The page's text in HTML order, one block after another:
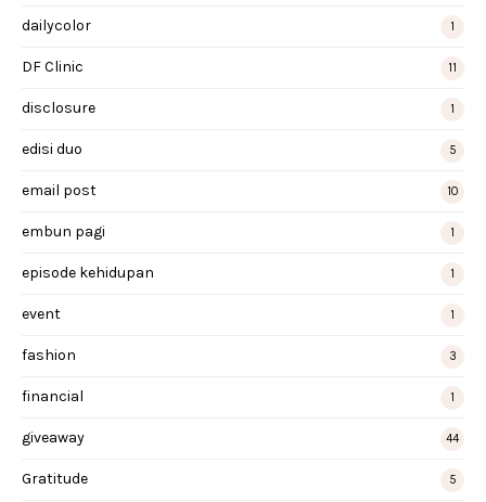
dailycolor 1
DF Clinic 11
disclosure 1
edisi duo 5
email post 10
embun pagi 1
episode kehidupan 1
event 1
fashion 3
financial 1
giveaway 44
Gratitude 5